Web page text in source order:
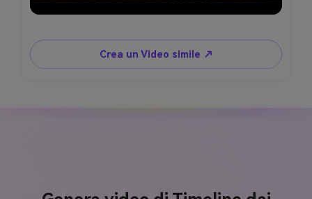
Crea un Video simile ↗